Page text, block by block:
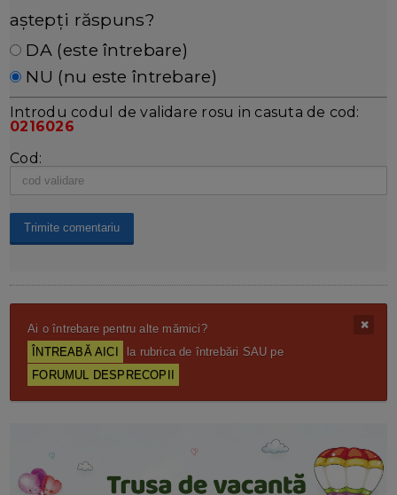
aștepți răspuns?
DA (este întrebare)
NU (nu este întrebare)
Introdu codul de validare rosu in casuta de cod:
0216026
Cod:
Ai o întrebare pentru alte mămici?
ÎNTREABĂ AICI
la rubrica de întrebări SAU pe
FORUMUL DESPRECOPII